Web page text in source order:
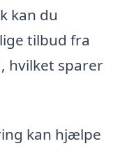
kan du
tilbud fra
hvilket sparer
kan hjælpe